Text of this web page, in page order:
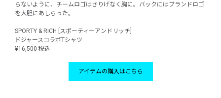
らないように、チームロゴはさりげなく胸に。バックにはブランドロゴ
を大胆にあしらった。
SPORTY & RICH [スポーティーアンドリッチ]
ドジャースコラボTシャツ
¥16,500 税込
アイテムの購入はこちら